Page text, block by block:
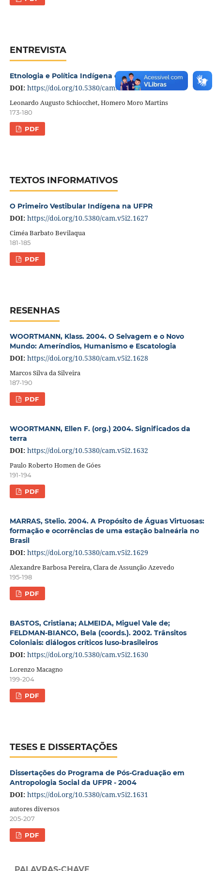
ENTREVISTA
Etnologia e Política Indígena em Movimento
DOI: https://doi.org/10.5380/cam.v5i2.1626
Leonardo Augusto Schiocchet, Homero Moro Martins
173-180
PDF
TEXTOS INFORMATIVOS
O Primeiro Vestibular Indígena na UFPR
DOI: https://doi.org/10.5380/cam.v5i2.1627
Ciméa Barbato Bevilaqua
181-185
PDF
RESENHAS
WOORTMANN, Klass. 2004. O Selvagem e o Novo
Mundo: Ameríndios, Humanismo e Escatologia
DOI: https://doi.org/10.5380/cam.v5i2.1628
Marcos Silva da Silveira
187-190
PDF
WOORTMANN, Ellen F. (org.) 2004. Significados da
terra
DOI: https://doi.org/10.5380/cam.v5i2.1632
Paulo Roberto Homen de Góes
191-194
PDF
MARRAS, Stelio. 2004. A Propósito de Águas Virtuosas:
formação e ocorrências de uma estação balneária no
Brasil
DOI: https://doi.org/10.5380/cam.v5i2.1629
Alexandre Barbosa Pereira, Clara de Assunção Azevedo
195-198
PDF
BASTOS, Cristiana; ALMEIDA, Miguel Vale de;
FELDMAN-BIANCO, Bela (coords.). 2002. Trânsitos
Coloniais: diálogos críticos luso-brasileiros
DOI: https://doi.org/10.5380/cam.v5i2.1630
Lorenzo Macagno
199-204
PDF
TESES E DISSERTAÇÕES
Dissertações do Programa de Pós-Graduação em
Antropologia Social da UFPR - 2004
DOI: https://doi.org/10.5380/cam.v5i2.1631
autores diversos
205-207
PDF